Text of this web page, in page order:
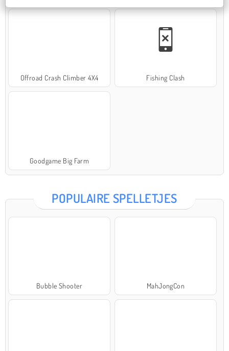
Offroad Crash Climber 4X4 Fishing Clash
Goodgame Big Farm
POPULAIRE SPELLETJES
Bubble Shooter MahJongCon